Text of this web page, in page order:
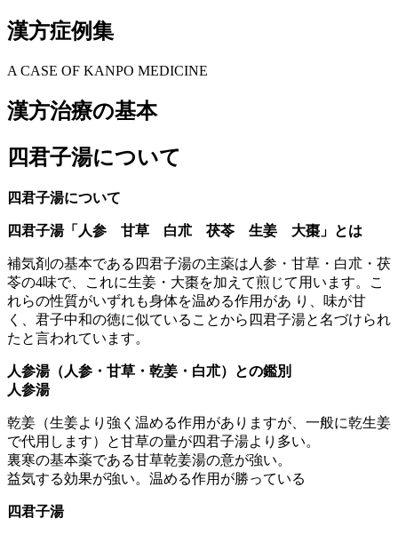
漢方症例集
A CASE OF KANPO MEDICINE
漢方治療の基本
四君子湯について
四君子湯について
四君子湯「人参 甘草 白朮 茯苓 生姜 大棗」とは
補気剤の基本である四君子湯の主薬は人参・甘草・白朮・茯
苓の4味で、これに生姜・大棗を加えて煎じて用います。こ
れらの性質がいずれも身体を温める作用があ り、味が甘
く、君子中和の徳に似ていることから四君子湯と名づけられ
たと言われています。
人参湯（人参・甘草・乾姜・白朮）との鑑別
人参湯
乾姜（生姜より強く温める作用がありますが、一般に乾生姜
で代用します）と甘草の量が四君子湯より多い。
裏寒の基本薬である甘草乾姜湯の意が強い。
益気する効果が強い。温める作用が勝っている
四君子湯